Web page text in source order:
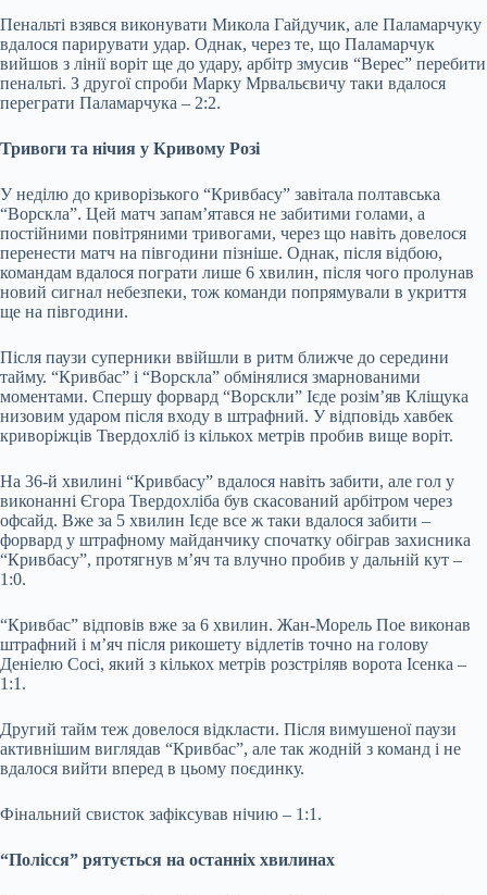
Пенальті взявся виконувати Микола Гайдучик, але Паламарчуку
вдалося парирувати удар. Однак, через те, що Паламарчук
вийшов з лінії воріт ще до удару, арбітр змусив “Верес” перебити
пенальті. З другої спроби Марку Мрвальєвичу таки вдалося
переграти Паламарчука – 2:2.
Тривоги та нічия у Кривому Розі
У неділю до криворізького “Кривбасу” завітала полтавська
“Ворскла”. Цей матч запам’ятався не забитими голами, а
постійними повітряними тривогами, через що навіть довелося
перенести матч на півгодини пізніше. Однак, після відбою,
командам вдалося пограти лише 6 хвилин, після чого пролунав
новий сигнал небезпеки, тож команди попрямували в укриття
ще на півгодини.
Після паузи суперники ввійшли в ритм ближче до середини
тайму. “Кривбас” і “Ворскла” обмінялися змарнованими
моментами. Спершу форвард “Ворскли” Ієде розім’яв Кліщука
низовим ударом після входу в штрафний. У відповідь хавбек
криворіжців Твердохліб із кількох метрів пробив вище воріт.
На 36-й хвилині “Кривбасу” вдалося навіть забити, але гол у
виконанні Єгора Твердохліба був скасований арбітром через
офсайд. Вже за 5 хвилин Ієде все ж таки вдалося забити –
форвард у штрафному майданчику спочатку обіграв захисника
“Кривбасу”, протягнув м’яч та влучно пробив у дальній кут –
1:0.
“Кривбас” відповів вже за 6 хвилин. Жан-Морель Пое виконав
штрафний і м’яч після рикошету відлетів точно на голову
Деніелю Сосі, який з кількох метрів розстріляв ворота Ісенка –
1:1.
Другий тайм теж довелося відкласти. Після вимушеної паузи
активнішим виглядав “Кривбас”, але так жодній з команд і не
вдалося вийти вперед в цьому поєдинку.
Фінальний свисток зафіксував нічию – 1:1.
“Полісся” рятується на останніх хвилинах